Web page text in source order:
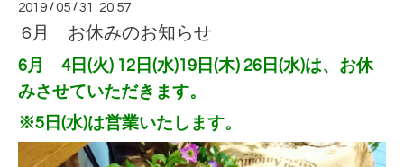
2019 /05 /31 20:57
6月 お休みのお知らせ
6月 4日(火) 12日(水)19日(木) 26日(水)は、お休
みさせていただきます。
※5日(水)は営業いたします。